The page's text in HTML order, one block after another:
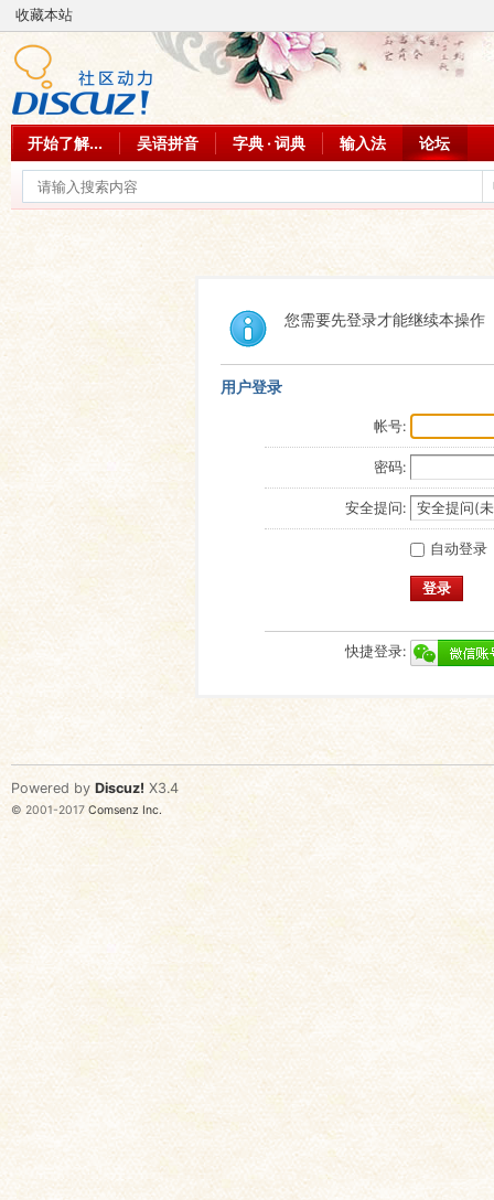
收藏本站
开始了解... 吴语拼音 字典 · 词典 输入法 论坛
您需要先登录才能继续本操作
用户登录
帐号:
密码:
安全提问:
自动登录
登录
快捷登录:
Powered by Discuz! X3.4
© 2001-2017 Comsenz Inc.